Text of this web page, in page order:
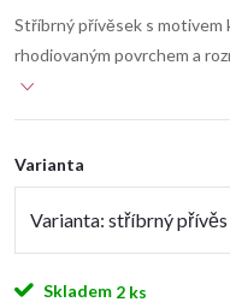
Stříbrný přívěsek s motivem
rhodiovaným povrchem a
Varianta
Skladem 2 ks